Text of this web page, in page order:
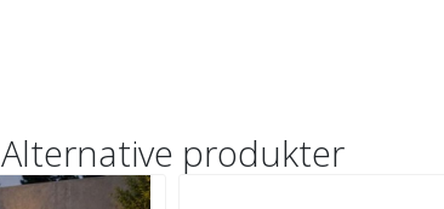
Alternative produkter